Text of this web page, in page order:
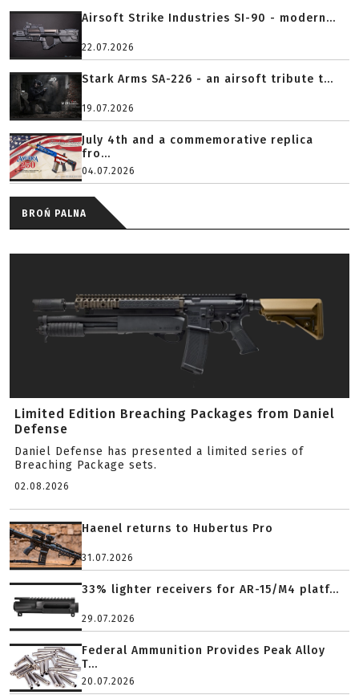
Airsoft Strike Industries SI-90 - modern...
22.07.2026
Stark Arms SA-226 - an airsoft tribute t...
19.07.2026
July 4th and a commemorative replica
fro...
04.07.2026
BROŃ PALNA
Limited Edition Breaching Packages from Daniel
Defense
Daniel Defense has presented a limited series of
Breaching Package sets.
02.08.2026
Haenel returns to Hubertus Pro
31.07.2026
33% lighter receivers for AR-15/M4 platf...
29.07.2026
Federal Ammunition Provides Peak Alloy
T...
20.07.2026